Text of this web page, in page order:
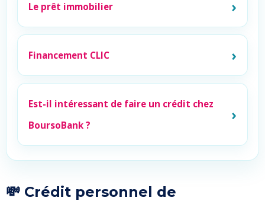
Le prêt immobilier
Financement CLIC
Est-il intéressant de faire un crédit chez
BoursoBank ?
💸 Crédit personnel de